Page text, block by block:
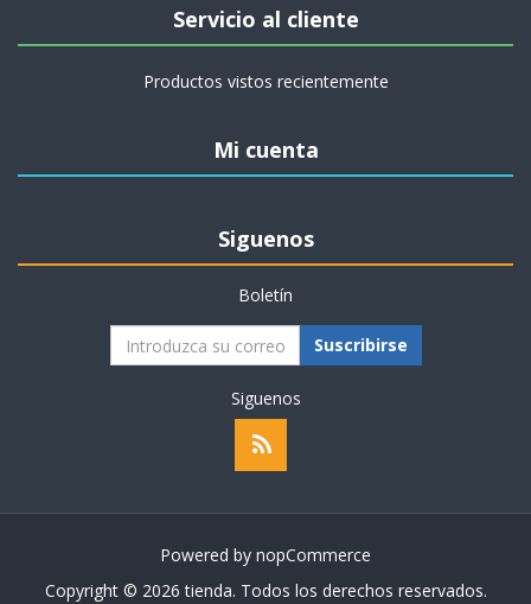
Servicio al cliente
Productos vistos recientemente
Mi cuenta
Siguenos
Boletín
Suscribirse
Siguenos
Powered by nopCommerce
Copyright © 2026 tienda. Todos los derechos reservados.